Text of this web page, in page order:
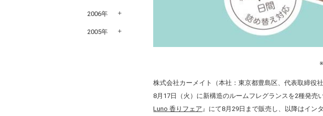
株式会社カーメイト（本社：東京都豊島区、代表取締役
8月17日（火）に新構造のルームフレグランスを2種発
Luno 香りフェア 』にて8月29日まで販売し、以降はイン
2006年
2005年